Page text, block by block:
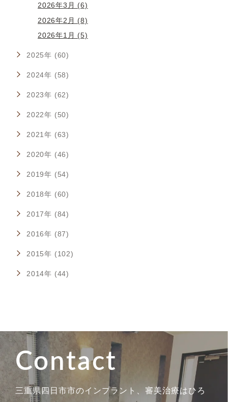
2026年3月 (6)
2026年2月 (8)
2026年1月 (5)
2025年 (60)
2024年 (58)
2023年 (62)
2022年 (50)
2021年 (63)
2020年 (46)
2019年 (54)
2018年 (60)
2017年 (84)
2016年 (87)
2015年 (102)
2014年 (44)
Contact
三重県四日市市のインプラント、審美治療はひろ